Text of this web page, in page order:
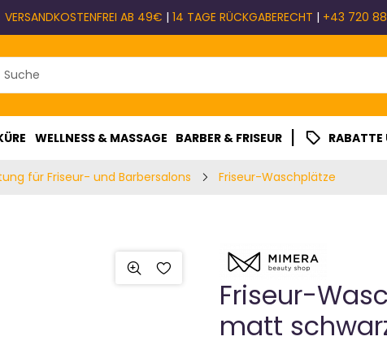
VERSANDKOSTENFREI AB 49€ | 14 TAGE RÜCKGABERECHT | +43 720
WELLNESS & MASSAGE BARBER & FRISEUR |
für Friseur- und Barbersalons Friseur-Waschplätze
Friseur-
matt